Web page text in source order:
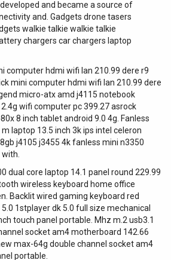
and became a source of
and. Gadgets drone tasers
walkie talkie walkie talkie
chargers car chargers laptop
computer hdmi wifi lan 210.99 dere r9
mini computer hdmi wifi lan 210.99 dere
micro-atx amd j4115 notebook
wifi computer pc 399.27 asrock
8 inch tablet android 9.0 4g. Fanless
laptop 13.5 inch 3k ips intel celeron
j4105 j3455 4k fanless mini n3350
dual core laptop 14.1 panel round 229.99
wireless keyboard home office
Backlit wired gaming keyboard red
1stplayer dk 5.0 full size mechanical
touch panel portable. Mhz m.2 usb3.1
socket am4 motherboard 142.66
max-64g double channel socket am4
portable.